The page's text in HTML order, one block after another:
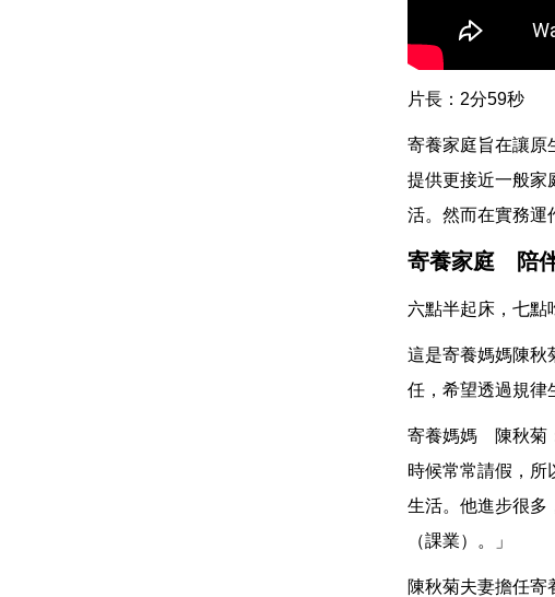
片長：2分59秒
寄養家庭旨在讓原
提供更接近一般家
活。然而在實務運
寄養家庭 陪
六點半起床，七點
這是寄養媽媽陳秋
任，希望透過規律
寄養媽媽 陳秋菊
時候常常請假，所
生活。他進步很多
（課業）。」
陳秋菊夫妻擔任